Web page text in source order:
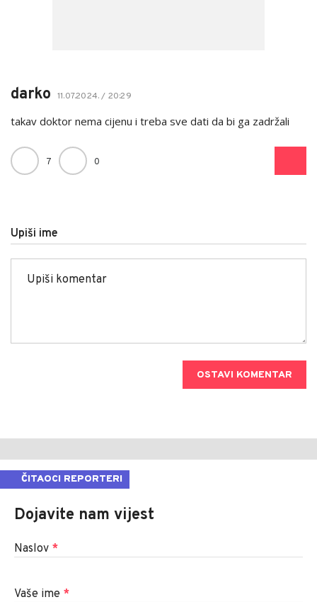
darko 11.07.2024. / 20:29
takav doktor nema cijenu i treba sve dati da bi ga zadržali
7 0
Upiši ime
OSTAVI KOMENTAR
ČITAOCI REPORTERI
Dojavite nam vijest
Naslov *
Vaše ime *